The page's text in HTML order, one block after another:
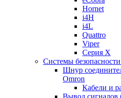
Hornet
i4H
i4L
Quattro
Viper
Серия X
Системы
Шнур
Omron
Кабели и
Вывод сигналов